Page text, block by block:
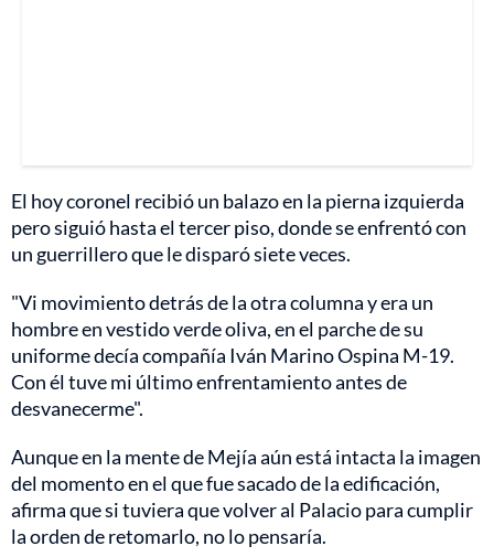
El hoy coronel recibió un balazo en la pierna izquierda
pero siguió hasta el tercer piso, donde se enfrentó con
un guerrillero que le disparó siete veces.
"Vi movimiento detrás de la otra columna y era un
hombre en vestido verde oliva, en el parche de su
uniforme decía compañía Iván Marino Ospina M-19.
Con él tuve mi último enfrentamiento antes de
desvanecerme".
Aunque en la mente de Mejía aún está intacta la imagen
del momento en el que fue sacado de la edificación,
afirma que si tuviera que volver al Palacio para cumplir
la orden de retomarlo, no lo pensaría.